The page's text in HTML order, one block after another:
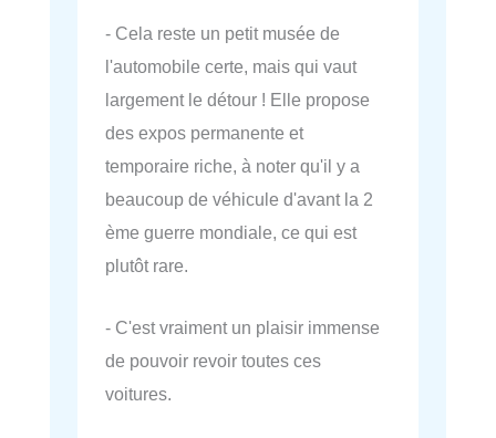
- Cela reste un petit musée de
l'automobile certe, mais qui vaut
largement le détour ! Elle propose
des expos permanente et
temporaire riche, à noter qu'il y a
beaucoup de véhicule d'avant la 2
ème guerre mondiale, ce qui est
plutôt rare.
- C'est vraiment un plaisir immense
de pouvoir revoir toutes ces
voitures.